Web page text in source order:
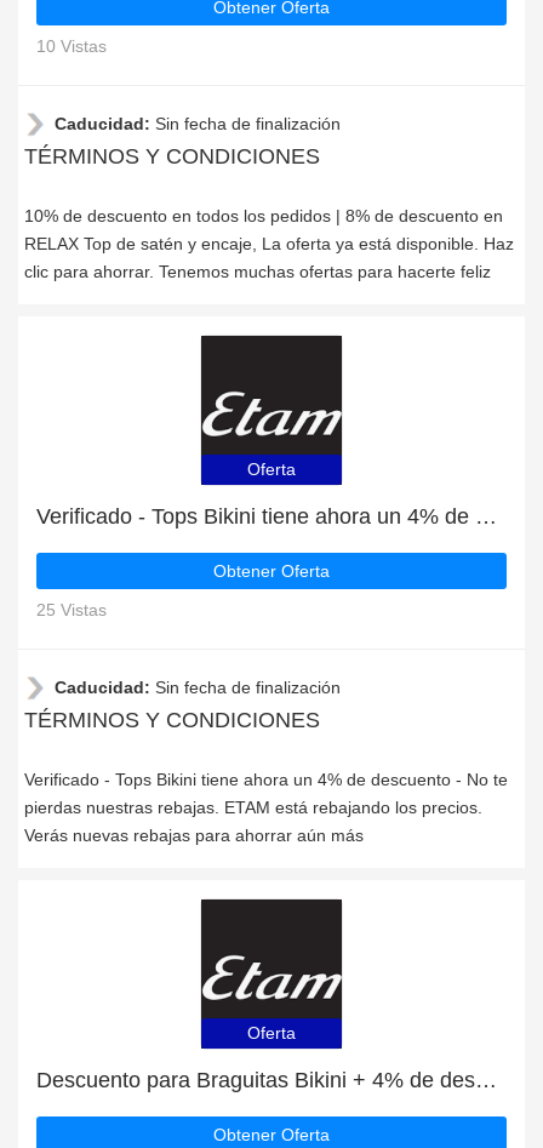
Obtener Oferta
10 Vistas
Caducidad: Sin fecha de finalización
TÉRMINOS Y CONDICIONES
10% de descuento en todos los pedidos | 8% de descuento en
RELAX Top de satén y encaje, La oferta ya está disponible. Haz
clic para ahorrar. Tenemos muchas ofertas para hacerte feliz
Oferta
Verificado - Tops Bikini tiene ahora un 4% de descuento
Obtener Oferta
25 Vistas
Caducidad: Sin fecha de finalización
TÉRMINOS Y CONDICIONES
Verificado - Tops Bikini tiene ahora un 4% de descuento - No te
pierdas nuestras rebajas. ETAM está rebajando los precios.
Verás nuevas rebajas para ahorrar aún más
Oferta
Descuento para Braguitas Bikini + 4% de descuento adicional
Obtener Oferta